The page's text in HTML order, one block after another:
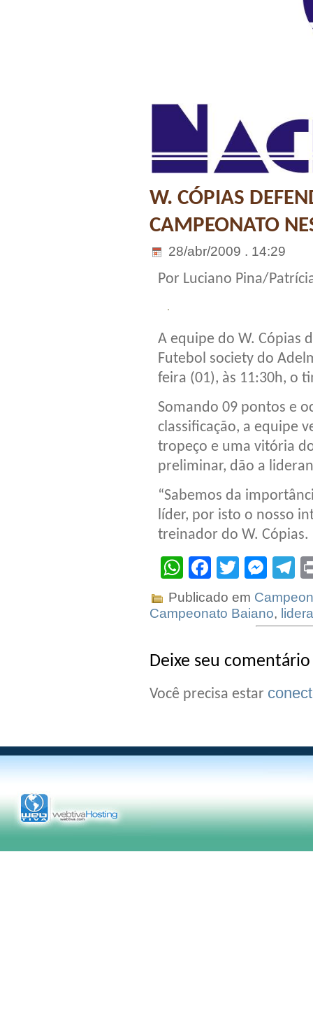
W. CÓPIAS
CAMPEONATO
28/abr/2009 . 14:29
Por Luciano Pina/
A equipe do W. Cópias
Futebol society do
feira (01), às 11:30h, o
Somando 09 pontos e
classificação, a equipe
tropeço e uma vitória
preliminar, dão a
“Sabemos da
líder, por isto o nosso
treinador do W. Cópias.
WhatsApp
Facebook
Twitter
Publicado em
Campeonato Baiano,
Deixe seu comentário
Você precisa estar